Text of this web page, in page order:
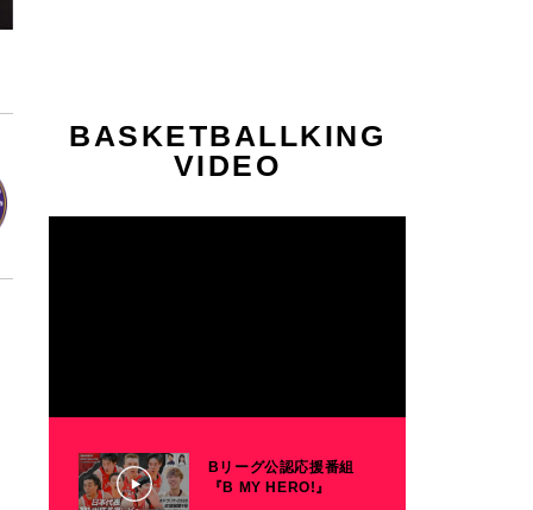
BASKETBALLKING
VIDEO
Bリーグ公認応援番組
『B MY HERO!』